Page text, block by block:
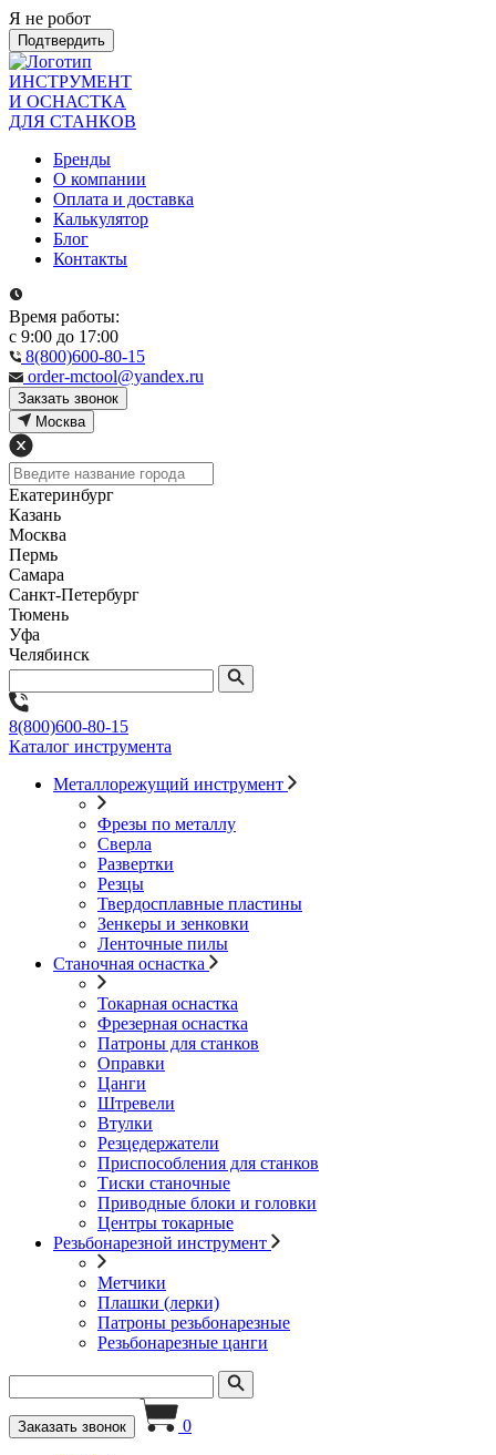
Я не робот
Подтвердить
ИНСТРУМЕНТ
И ОСНАСТКА
ДЛЯ СТАНКОВ
Бренды
О компании
Оплата и доставка
Калькулятор
Блог
Контакты
Время работы:
с 9:00 до 17:00
8(800)600-80-15
order-mctool@yandex.ru
Закзать звонок
Москва
Екатеринбург
Казань
Москва
Пермь
Самара
Санкт-Петербург
Тюмень
Уфа
Челябинск
8(800)600-80-15
Каталог инструмента
Металлорежущий инструмент
Фрезы по металлу
Сверла
Развертки
Резцы
Твердосплавные пластины
Зенкеры и зенковки
Ленточные пилы
Станочная оснастка
Токарная оснастка
Фрезерная оснастка
Патроны для станков
Оправки
Цанги
Штревели
Втулки
Резцедержатели
Приспособления для станков
Тиски станочные
Приводные блоки и головки
Центры токарные
Резьбонарезной инструмент
Метчики
Плашки (лерки)
Патроны резьбонарезные
Резьбонарезные цанги
Заказать звонок 0